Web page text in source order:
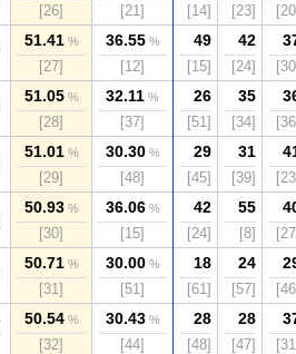
[26] [21] [14] [23]
51.41%
[27]
36.55%
[12]
49
[15]
42
[24]
51.05%
[28]
32.11 %
[37]
26
[51]
35
[34]
51.01%
[29]
30.30%
[48]
29
[45]
31
[39]
50.93%
[30]
36.06%
[15]
42
[24]
55
[8]
50.71%
[31]
30.00%
[51]
18
[61]
24
[57]
50.54%
[32]
30.43%
[44]
28
[48]
28
[47]